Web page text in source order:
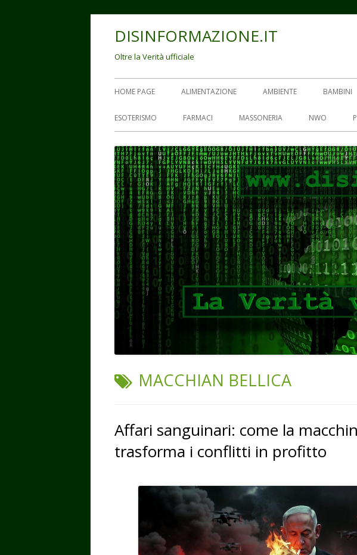
DISINFORMAZIONE.IT
Oltre la Verità ufficiale
Menu
principale
HOME PAGE ALIMENTAZIONE AMBIENTE BAMBINI
ESOTERISMO FARMACI MASSONERIA NWO
TAG:
MACCHIAN BELLICA
Affari sanguinari: come la
trasforma i conflitti in profitto